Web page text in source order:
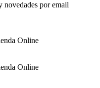
novedades por email